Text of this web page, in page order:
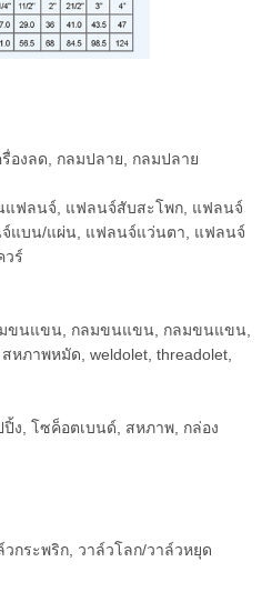
องลด, กลมปลาย, กลมปลาย
ฟลนจ์, แฟลนจ์สับสะโพก, แฟลนจ์
แบน/แผ่น, แฟลนจ์แว่นตา, แฟลนจ์
วร์
ขนแขน, กลมขนแขน, กลมขนแขน,
ภาพหมัด, weldolet, threadolet,
ง, โซค็อตเบนด์, สหภาพ, กล่อง
กระพริก, วาล์วโลก/วาล์วหยุด